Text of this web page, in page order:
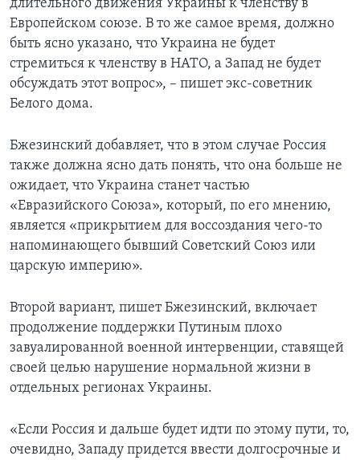
длительного движения Украины к членству в
Европейском союзе. В то же самое время, должно
быть ясно указано, что Украина не будет
стремиться к членству в НАТО, а Запад не будет
обсуждать этот вопрос», – пишет экс-советник
Белого дома.
Бжезинский добавляет, что в этом случае Россия
также должна ясно дать понять, что она больше не
ожидает, что Украина станет частью
«Евразийского Союза», который, по его мнению,
является «прикрытием для воссоздания чего-то
напоминающего бывший Советский Союз или
царскую империю».
Второй вариант, пишет Бжезинский, включает
продолжение поддержки Путиным плохо
завуалированной военной интервенции, ставящей
своей целью нарушение нормальной жизни в
отдельных регионах Украины.
«Если Россия и дальше будет идти по этому пути, то,
очевидно, Западу придется ввести долгосрочные и